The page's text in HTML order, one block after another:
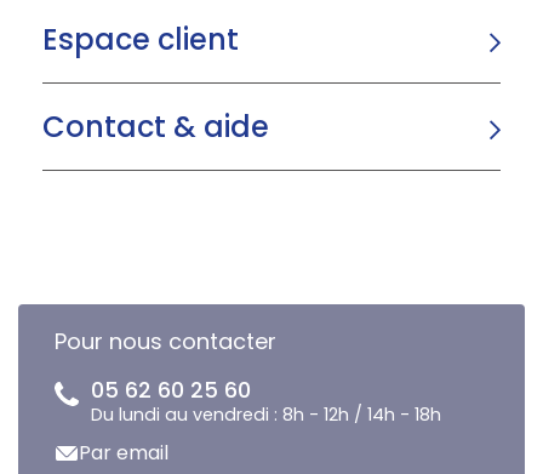
Espace client
Contact & aide
Pour nous contacter
05 62 60 25 60
Du lundi au vendredi : 8h - 12h / 14h - 18h
Par email